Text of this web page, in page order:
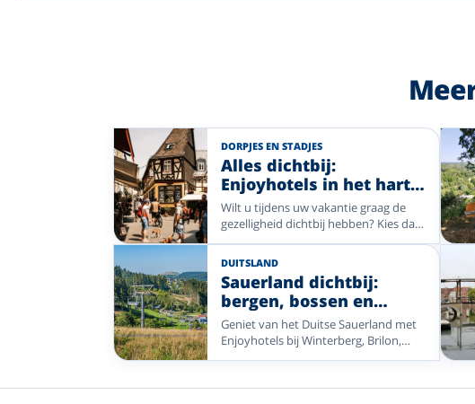
DORPJES EN STADJES
Alles dichtbij:
Enjoyhotels in het hart
van sfeervolle plaatsen
Wilt u tijdens uw vakantie graag de
gezelligheid dichtbij hebben? Kies dan
voor een Enjoyhotel in of nabij het
centrum. Van historische pleinen en
sfeervolle winkelstraten tot gezellige
dorpskernen: stap de deur uit en
ontdek direct de charme van uw
vakantiebestemming. Geniet van
comfort, gastvrijheid en alle mooie
plekken die op loopafstand liggen.
DUITSLAND
Sauerland dichtbij:
bergen, bossen en
vakwerkstadjes
Geniet van het Duitse Sauerland met
Enjoyhotels bij Winterberg, Brilon,
Siedlinghausen en Bleiwäsche. Ideaal
ontspannen natuuruitstapjes.